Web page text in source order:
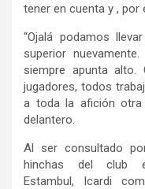
tener en cuenta y , por
“Ojalá podamos
superior
siempre apunta
jugadores, todos
a toda la afición otra
delantero.
Al ser consultado
hinchas del club
Estambul, Icardi